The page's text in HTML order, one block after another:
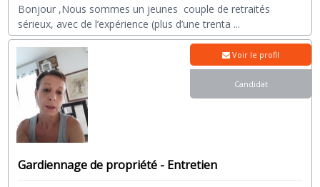
Bonjour ,Nous sommes un jeunes couple de retraités
sérieux, avec de l’expérience (plus d’une trenta ...
Gardiennage de propriété - Entretien
Voir le profil
Candidat